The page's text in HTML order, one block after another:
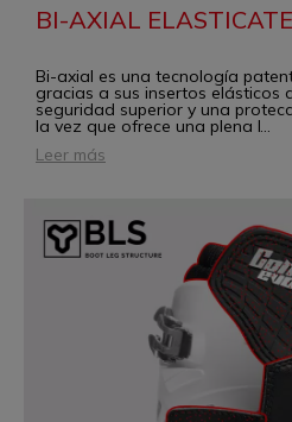
BI-AXIAL
Bi-axial es una tecnología
gracias a sus insertos elásticos
seguridad superior y una
la vez que ofrece una plena l...
Leer más